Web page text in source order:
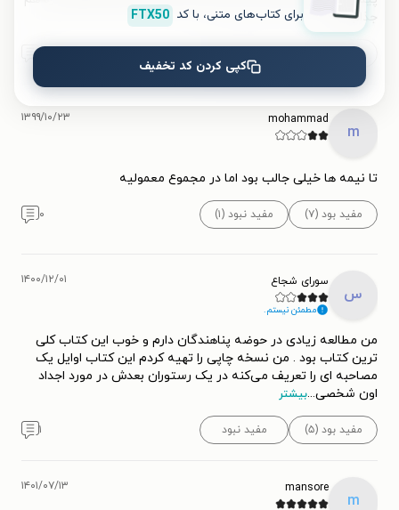
جذاب تر
مفید بود (۲۵)
m
mohammad ۱۳۹۹/۱۰/۲۳
تا نیمه ها خیلی جالب بود اما در مجموع معمولیه
مفید بود (۷) مفید نبود (۱) ۰
س
سورای شجاع
مطمئن نیستم.
۱۴۰۰/۱۲/۰۱
من مطالعه زیادی در حوضه پناهندگان دارم و خوب این کتاب کلی
ترین کتاب بود . من نسخه چاپی را تهیه کردم این کتاب اوایل یک
مصاحبه ای را تعریف می‌کنه در یک رستوران بعدش در مورد اجداد
اون شخصی...بیشتر
مفید بود (۵) مفید نبود ۱
m
mansore ۱۴۰۱/۰۷/۱۳
برای کتاب‌های متنی، با کد FTX50
کپی کردن کد تخفیف